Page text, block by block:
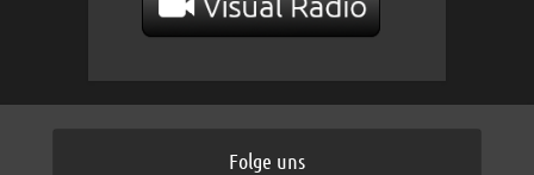
Folge uns